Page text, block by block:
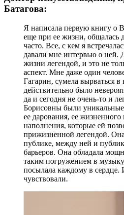
Батагова:
Я написала первую книгу о
еще при ее жизни, общалась
часто. Все, с кем я
давали мне интервью о ней.
жизни легендой, и это не
аспект. Мне даже один
Гагарин, сумела вырваться
действительно было
да и сегодня не очень-то и
Борисовны были уникальные
ее дарования, ее
наполнения, которые ей
прижизненной легендой. Она
публике, между ней и
барьеров. Она обладала
таким погружением в
посылала каждому в сердце.
чувствовали.